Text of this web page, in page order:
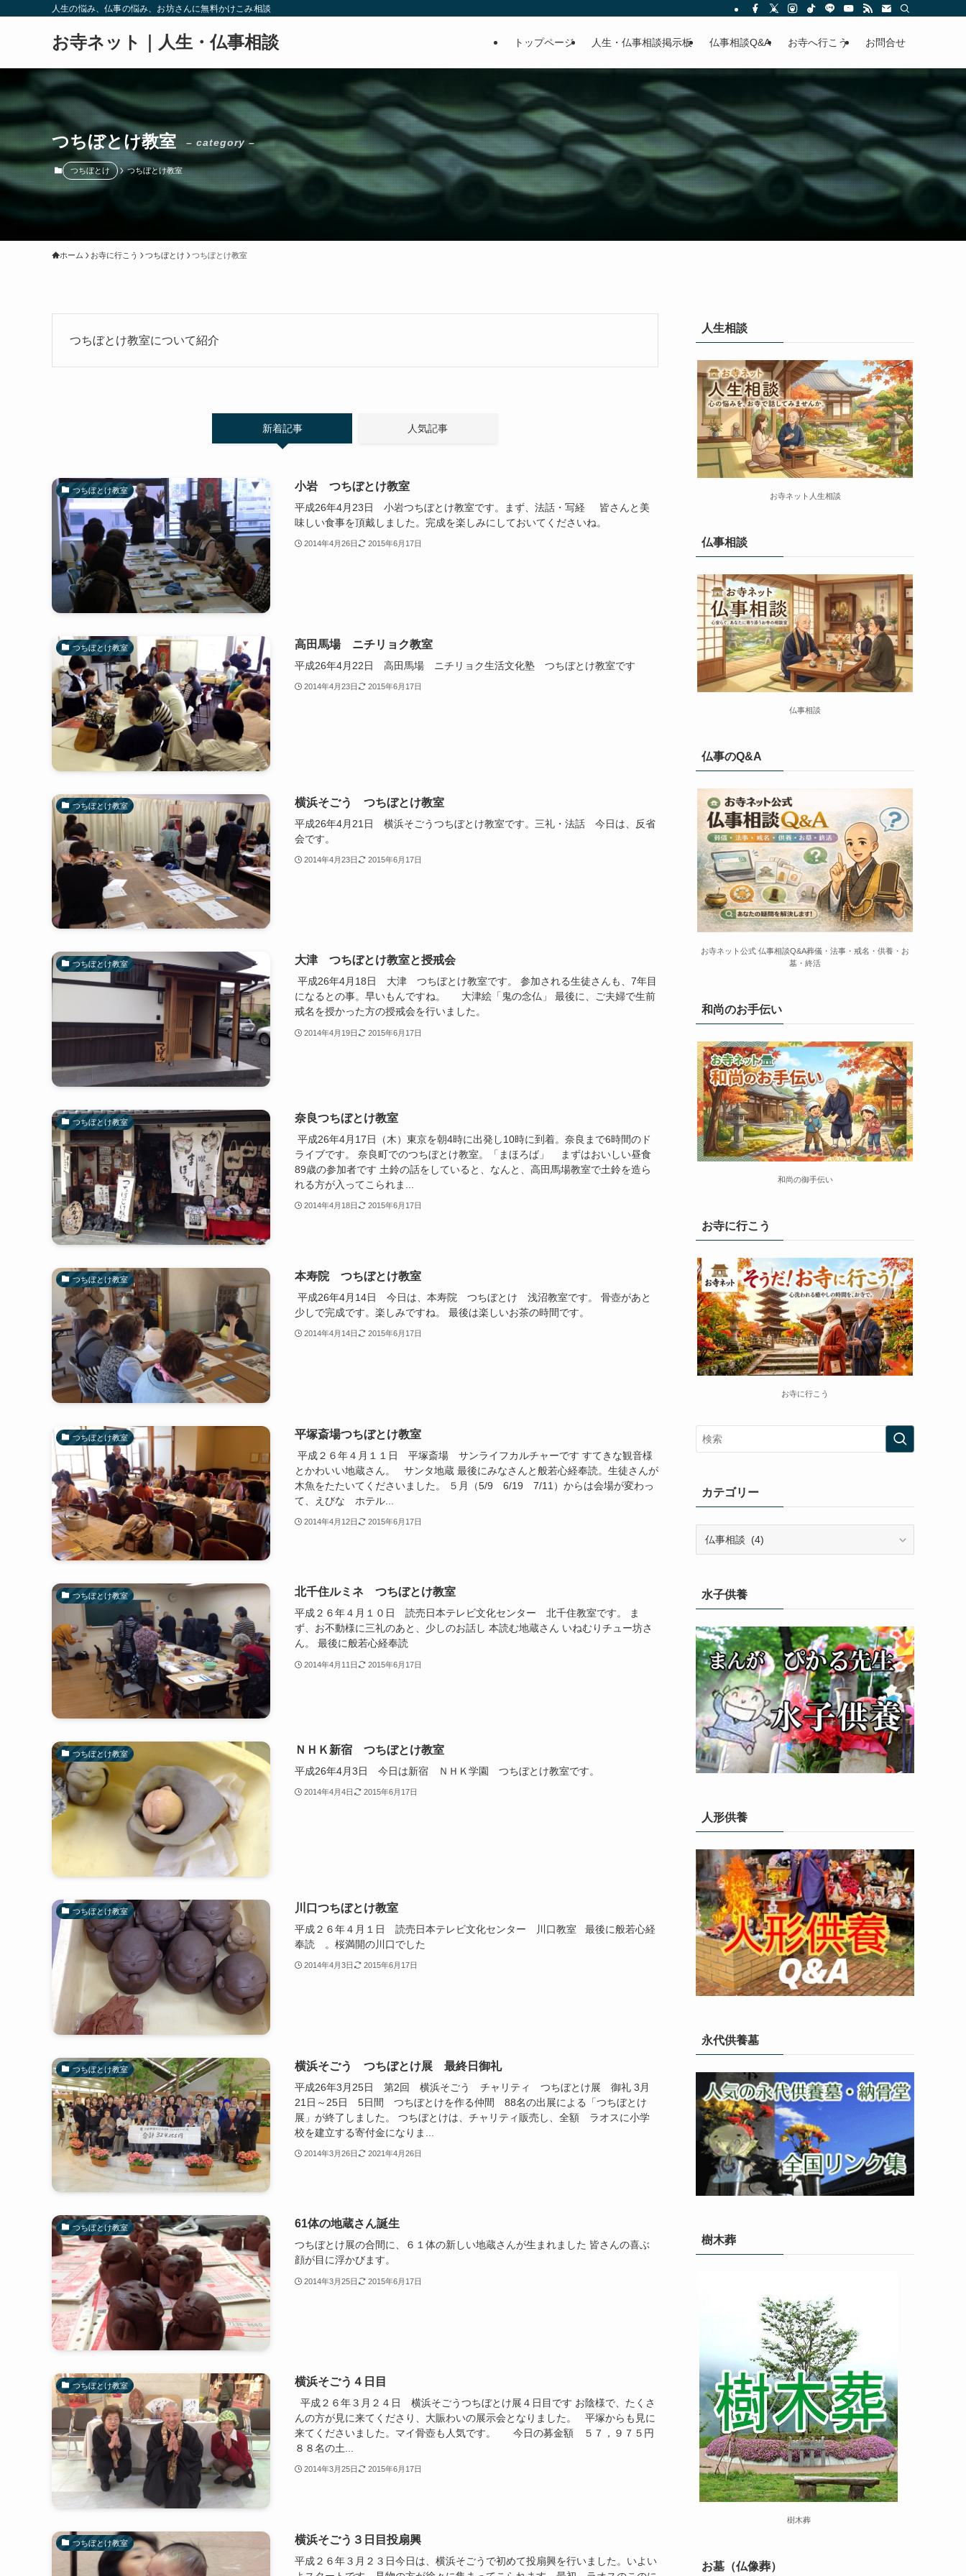
人生の悩み、仏事の悩み、お坊さんに無料かけこみ相談
お寺ネット｜人生・仏事相談 トップページ 人生・仏事相談掲示板 仏事相談Q&A お寺へ行こう お問合せ
つちぼとけ教室 – category –
つちぼとけ つちぼとけ教室
ホーム お寺に行こう つちぼとけ つちぼとけ教室
つちぼとけ教室について紹介
新着記事 人気記事
つちぼとけ教室 小岩 つちぼとけ教室
平成26年4月23日 小岩つちぼとけ教室です。まず、法話・写経 皆さんと美
味しい食事を頂戴しました。完成を楽しみにしておいてくださいね。
2014年4月26日 2015年6月17日
つちぼとけ教室 高田馬場 ニチリョク教室
平成26年4月22日 高田馬場 ニチリョク生活文化塾 つちぼとけ教室です
2014年4月23日 2015年6月17日
つちぼとけ教室 横浜そごう つちぼとけ教室
平成26年4月21日 横浜そごうつちぼとけ教室です。三礼・法話 今日は、反省
会です。
2014年4月23日 2015年6月17日
つちぼとけ教室 大津 つちぼとけ教室と授戒会
平成26年4月18日 大津 つちぼとけ教室です。 参加される生徒さんも、7年目
になるとの事。早いもんですね。 大津絵「鬼の念仏」 最後に、ご夫婦で生前
戒名を授かった方の授戒会を行いました。
2014年4月19日 2015年6月17日
つちぼとけ教室 奈良つちぼとけ教室
平成26年4月17日（木）東京を朝4時に出発し10時に到着。奈良まで6時間のド
ライブです。 奈良町でのつちぼとけ教室。「まほろば」 まずはおいしい昼食
89歳の参加者です 土鈴の話をしていると、なんと、高田馬場教室で土鈴を造ら
れる方が入ってこられま...
2014年4月18日 2015年6月17日
つちぼとけ教室 本寿院 つちぼとけ教室
平成26年4月14日 今日は、本寿院 つちぼとけ 浅沼教室です。 骨壺があと
少しで完成です。楽しみですね。 最後は楽しいお茶の時間です。
2014年4月14日 2015年6月17日
つちぼとけ教室 平塚斎場つちぼとけ教室
平成２６年４月１１日 平塚斎場 サンライフカルチャーです すてきな観音様
とかわいい地蔵さん。 サンタ地蔵 最後にみなさんと般若心経奉読。生徒さんが
木魚をたたいてくださいました。 ５月（5/9 6/19 7/11）からは会場が変わっ
て、えびな ホテル...
2014年4月12日 2015年6月17日
つちぼとけ教室 北千住ルミネ つちぼとけ教室
平成２６年４月１０日 読売日本テレビ文化センター 北千住教室です。 ま
ず、お不動様に三礼のあと、少しのお話し 本読む地蔵さん いねむりチュー坊さ
ん。 最後に般若心経奉読
2014年4月11日 2015年6月17日
つちぼとけ教室 ＮＨＫ新宿 つちぼとけ教室
平成26年4月3日 今日は新宿 ＮＨＫ学園 つちぼとけ教室です。
2014年4月4日 2015年6月17日
つちぼとけ教室 川口つちぼとけ教室
平成２６年４月１日 読売日本テレビ文化センター 川口教室 最後に般若心経
奉読 。桜満開の川口でした
2014年4月3日 2015年6月17日
つちぼとけ教室 横浜そごう つちぼとけ展 最終日御礼
平成26年3月25日 第2回 横浜そごう チャリティ つちぼとけ展 御礼 3月
21日～25日 5日間 つちぼとけを作る仲間 88名の出展による「つちぼとけ
展」が終了しました。 つちぼとけは、チャリティ販売し、全額 ラオスに小学
校を建立する寄付金になりま...
2014年3月26日 2021年4月26日
つちぼとけ教室 61体の地蔵さん誕生
つちぼとけ展の合間に、６１体の新しい地蔵さんが生まれました 皆さんの喜ぶ
顔が目に浮かびます。
2014年3月25日 2015年6月17日
つちぼとけ教室 横浜そごう４日目
平成２６年３月２４日 横浜そごうつちぼとけ展４日目です お陰様で、たくさ
んの方が見に来てくださり、大賑わいの展示会となりました。 平塚からも見に
来てくださいました。マイ骨壺も人気です。 今日の募金額 ５７，９７５円
８８名の土...
2014年3月25日 2015年6月17日
つちぼとけ教室 横浜そごう３日目投扇興
平成２６年３月２３日今日は、横浜そごうで初めて投扇興を行いました。いよい
人生相談
お寺ネット人生相談
仏事相談
仏事相談
仏事のQ&A
お寺ネット公式 仏事相談Q&A葬儀・法事・戒名・供養・お
墓・終活
和尚のお手伝い
和尚の御手伝い
お寺に行こう
お寺に行こう
カテゴリー
ー水子供養
人形供養
永代供養墓
樹木葬
樹木葬
お墓（仏像葬）